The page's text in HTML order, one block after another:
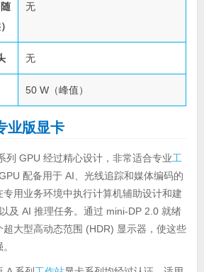
无
无
50 W（峰值）
业版显卡
GPU 经过精心设计，非常适合专业工
配备用于 AI、光线追踪和媒体编码的
用业务环境中执行计算机辅助设计和建
及 AI 推理任务。通过 mini-DP 2.0 就绪
超大型高动态范围 (HDR) 显示器，使这些